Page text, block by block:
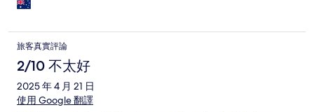
旅客真實評論
2/10 不太好
2025 年 4 月 21 日
使用 Google 翻譯